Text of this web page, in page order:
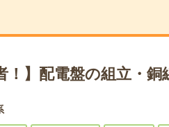
！】配電盤の組立・